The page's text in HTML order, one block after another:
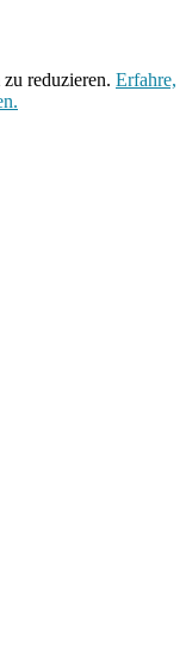
reduzieren. Erfahre,